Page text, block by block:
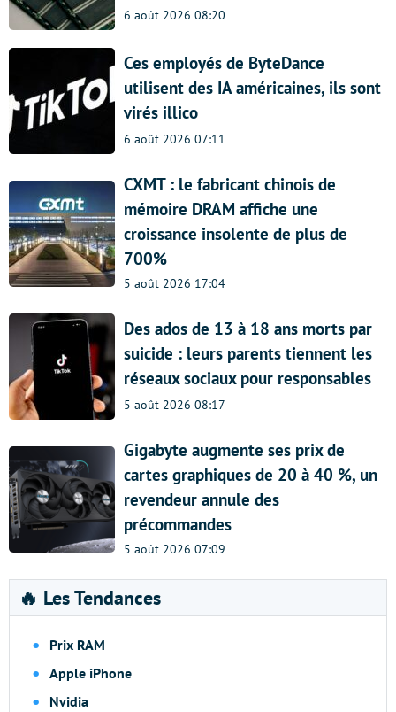
6 août 2026 08:20
Ces employés de ByteDance
utilisent des IA américaines, ils sont
virés illico
6 août 2026 07:11
CXMT : le fabricant chinois de
mémoire DRAM affiche une
croissance insolente de plus de
700%
5 août 2026 17:04
Des ados de 13 à 18 ans morts par
suicide : leurs parents tiennent les
réseaux sociaux pour responsables
5 août 2026 08:17
Gigabyte augmente ses prix de
cartes graphiques de 20 à 40 %, un
revendeur annule des
précommandes
5 août 2026 07:09
🔥 Les Tendances
Prix RAM
Apple iPhone
Nvidia